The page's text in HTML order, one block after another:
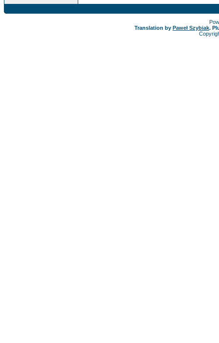
Translation by Paweł Szybiak.